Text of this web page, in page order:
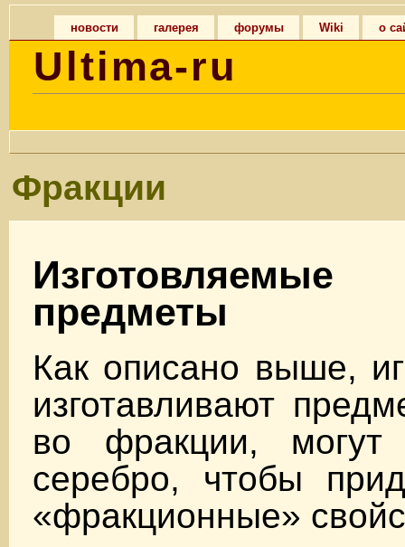
новости галерея форумы Wiki о
Ultima-ru
Фракции
предметы
Как описано выше,
изготавливают
во фракции, могут
серебро, чтобы
«фракционные»